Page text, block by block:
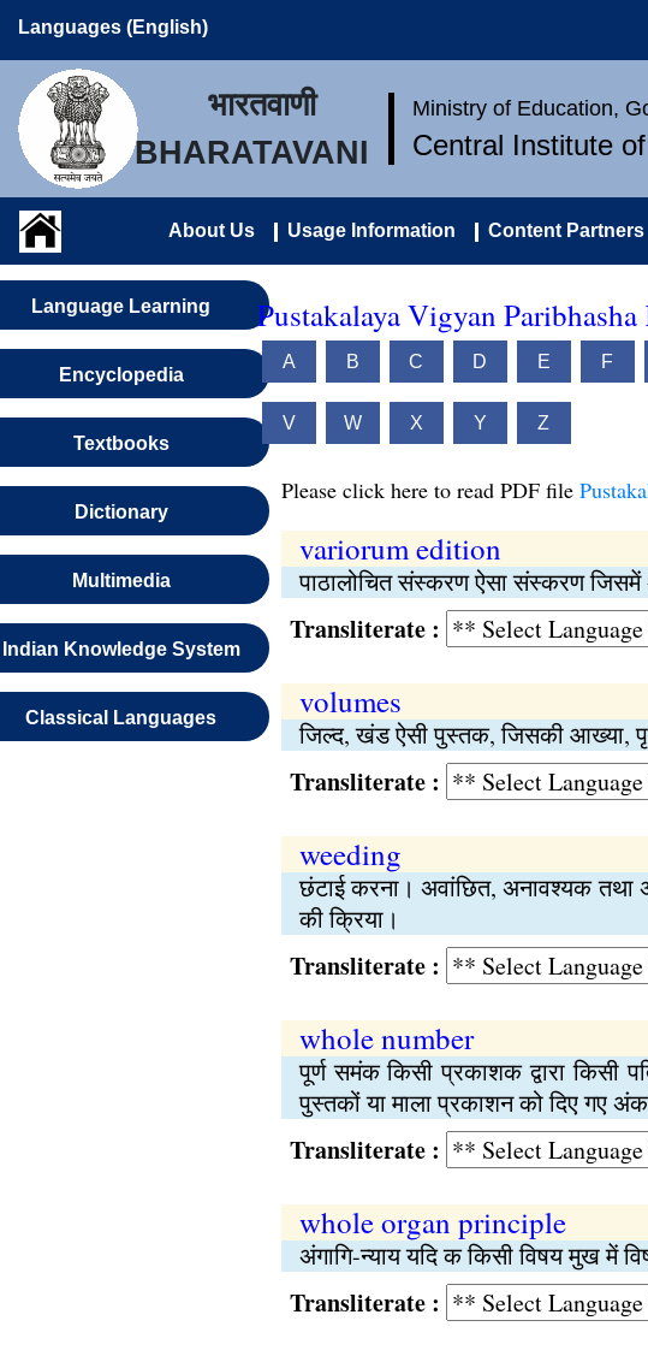
Languages (English)
भारतवाणी
BHARATAVANI
Ministry of Education,
Central Institute
About Us Usage Information Content Partners
Language Learning
Encyclopedia
Textbooks
Dictionary
Multimedia
Indian Knowledge System
Classical Languages
Pustakalaya Vigyan
A B C D E F
V W X Y Z
Please click here to read PDF file
variorum edition
पाठालोचित संस्करण ऐसा संस्करण जिसमें
Transliterate :
volumes
जिल्द, खंड ऐसी पुस्तक, जिसकी आख्या,
Transliterate :
weeding
छंटाई करना। अवांछित, अनावश्यक
की क्रिया।
Transliterate :
whole number
पूर्ण समंक किसी प्रकाशक द्वारा
पुस्तकों या माला प्रकाशन को दिए गए अंक
Transliterate :
whole organ principle
अंगागि-न्याय यदि क किसी विषय मुख में
Transliterate :